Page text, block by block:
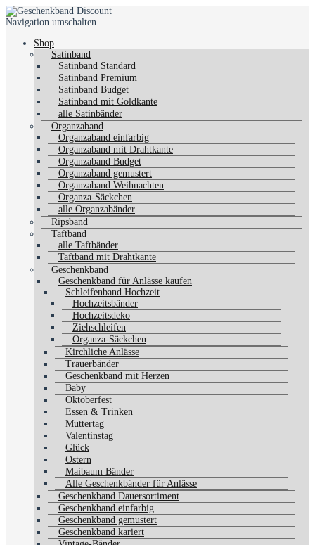
Navigation umschalten
Shop
Satinband
Satinband Standard
Satinband Premium
Satinband Budget
Satinband mit Goldkante
alle Satinbänder
Organzaband
Organzaband einfarbig
Organzaband mit Drahtkante
Organzaband Budget
Organzaband gemustert
Organzaband Weihnachten
Organza-Säckchen
alle Organzabänder
Ripsband
Taftband
alle Taftbänder
Taftband mit Drahtkante
Geschenkband
Geschenkband für Anlässe kaufen
Schleifenband Hochzeit
Hochzeitsbänder
Hochzeitsdeko
Ziehschleifen
Organza-Säckchen
Kirchliche Anlässe
Trauerbänder
Geschenkband mit Herzen
Baby
Oktoberfest
Essen & Trinken
Muttertag
Valentinstag
Glück
Ostern
Maibaum Bänder
Alle Geschenkbänder für Anlässe
Geschenkband Dauersortiment
Geschenkband einfarbig
Geschenkband gemustert
Geschenkband kariert